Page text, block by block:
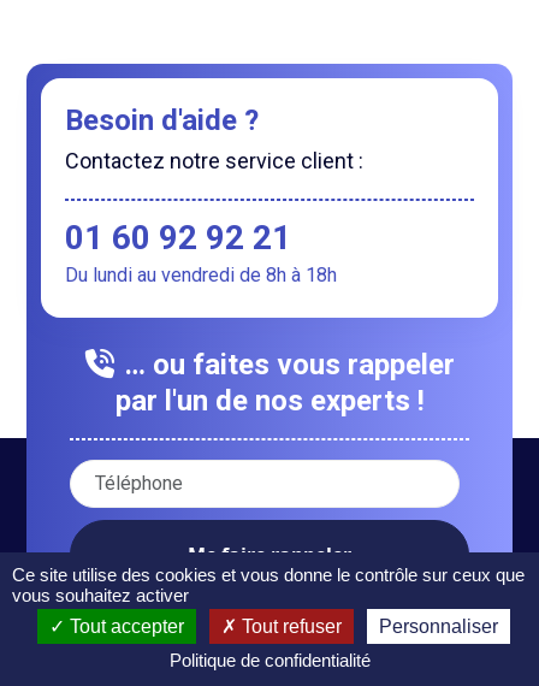
Besoin d'aide ?
Contactez notre service client :
01 60 92 92 21
Du lundi au vendredi de 8h à 18h
… ou faites vous rappeler
par l'un de nos experts !
Votre numéro de téléphone :
Ce site utilise des cookies et vous donne le contrôle sur ceux que
vous souhaitez activer
Tout accepter
Tout refuser
Personnaliser
Politique de confidentialité